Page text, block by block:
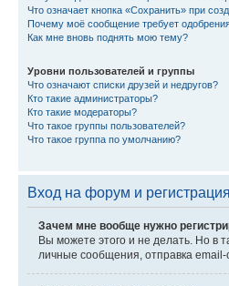
Что означает кнопка «Сохранить» при
Почему моё сообщение требует
Как мне вновь поднять мою тему?
Уровни пользователей и группы
Что означают списки друзей и недругов?
Кто такие администраторы?
Кто такие модераторы?
Что такое группы пользователей?
Что такое группа по умолчанию?
Вход на форум и регистрация
Зачем мне вообще нужно
Вы можете этого и не делать. Но в
личные сообщения, отправка email-